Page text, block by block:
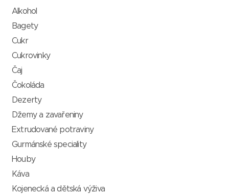
Alkohol
Bagety
Cukr
Cukrovinky
Čaj
Čokoláda
Dezerty
Džemy a zavařeniny
Extrudované potraviny
Gurmánské speciality
Houby
Káva
Kojenecká a dětská výživa